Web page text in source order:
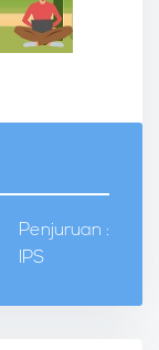
Penjuruan :
IPS